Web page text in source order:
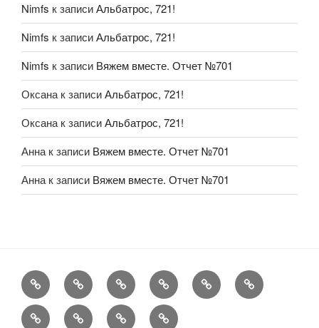
Nimfs к записиАльбатрос, 721!
Nimfs к записиАльбатрос, 721!
Nimfs к записи Вяжем вместе. Отчет №701
Оксанак записиАльбатрос, 721!
Оксанак записиАльбатрос, 721!
Аннак записи Вяжем вместе. Отчет №701
Аннак записи Вяжем вместе. Отчет №701
FAQ Рукоделие
А
еще
Мы КонкурсыОбменник
ХвастаемсяСтатьи Aukara User